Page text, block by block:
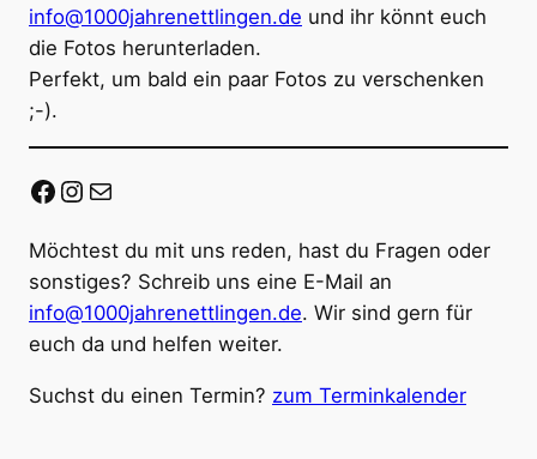
info@1000jahrenettlingen.de und ihr könnt euch
die Fotos herunterladen.
Perfekt, um bald ein paar Fotos zu verschenken
;-).
Facebook
Instagram
E-Mail
Möchtest du mit uns reden, hast du Fragen oder
sonstiges? Schreib uns eine E-Mail an
info@1000jahrenettlingen.de. Wir sind gern für
euch da und helfen weiter.
Suchst du einen Termin? zum Terminkalender